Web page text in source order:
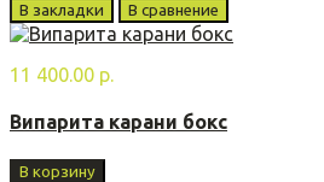
В закладки
В сравнение
11 400.00 р.
Випарита карани бoкс
В корзину